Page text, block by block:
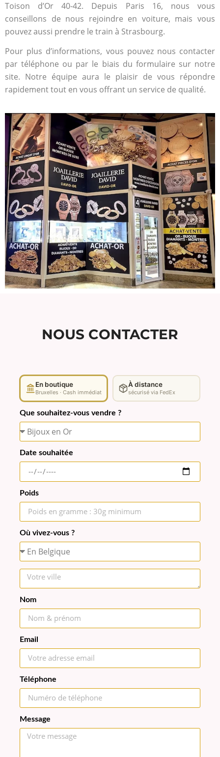
Toison d’Or 40-42. Depuis Paris 16, nous vous
conseillons de nous rejoindre en voiture, mais vous
pouvez aussi prendre le train à Strasbourg.
Pour plus d’informations, vous pouvez nous contacter
par téléphone ou par le biais du formulaire sur notre
site. Notre équipe aura le plaisir de vous répondre
rapidement tout en vous offrant un service de qualité.
NOUS CONTACTER
En boutique
Bruxelles · Cash immédiat
À distance
sécurisé via FedEx
Que souhaitez-vous vendre ?
Date souhaitée
Poids
Où vivez-vous ?
Nom
Email
Téléphone
Message